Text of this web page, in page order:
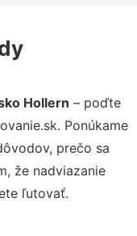
Hollern – poďte
Ponúkame
prečo sa
že nadviazanie
ľutovať.